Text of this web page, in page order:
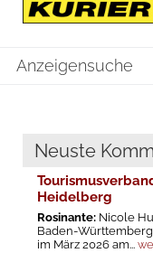
Anzeigensuche
Neuste
Heidelberg
Rosinante: Nicole
Baden-
im März 2026 am...